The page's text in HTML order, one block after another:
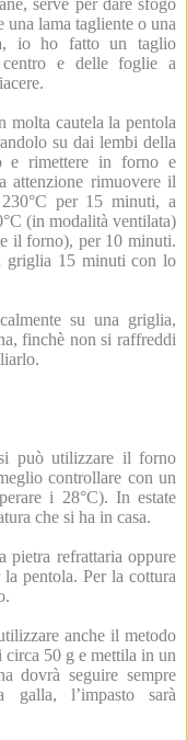
serve per dare sfogo
lama tagliente o una
io ho fatto un taglio
centro e delle foglie a
molta cautela la pentola
su dai lembi della
e rimettere in forno e
attenzione rimuovere il
per 15 minuti, a
(in modalità ventilata)
il forno), per 10 minuti.
griglia 15 minuti con lo
su una griglia,
finchè non si raffreddi
può utilizzare il forno
controllare con un
i 28°C). In estate
che si ha in casa.
pietra refrattaria oppure
la pentola. Per la cottura
anche il metodo
circa 50 g e mettila in un
dovrà seguire sempre
l’impasto sarà